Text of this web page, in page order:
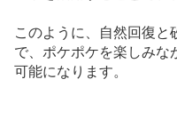
このように、自然回復と
で、ポケポケを楽しみな
可能になります。